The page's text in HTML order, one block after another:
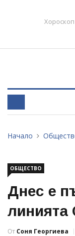
Хороскоп
Начало
ОБЩЕСТВО
Днес е
линията
От Соня Георгиева